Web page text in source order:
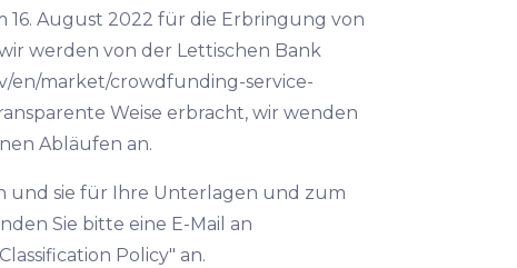
16. August 2022 für die Erbringung von
werden von der Lettischen Bank
en/market/crowdfunding-service-
Weise erbracht, wir wenden
Abläufen an.
sie für Ihre Unterlagen und zum
Sie bitte eine E-Mail an
Policy" an.